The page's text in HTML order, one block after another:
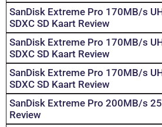
SanDisk Extreme Pro 170MB/s
SDXC SD Kaart Review
SanDisk Extreme Pro 170MB/s
SDXC SD Kaart Review
SanDisk Extreme Pro 170MB/s
SDXC SD Kaart Review
SanDisk Extreme Pro 200MB/s
Review